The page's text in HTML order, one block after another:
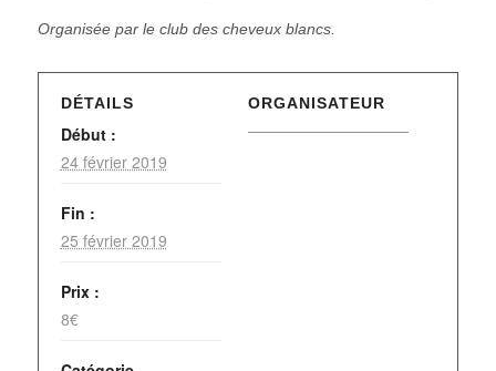
Organisée par le club des cheveux blancs.
DÉTAILS
Début :
24 février 2019
Fin :
25 février 2019
Prix :
8€
ORGANISATEUR